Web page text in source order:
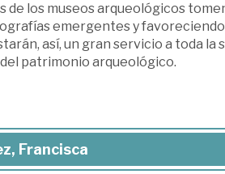
los museos arqueológicos
emergentes y
así, un gran servicio a toda la
patrimonio arqueológico.
Francisca